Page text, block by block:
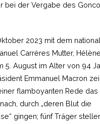
bei der Vergabe des
2023 mit dem
Carrères Mutter,
5. August im Alter von 94
Emmanuel Macron
flamboyanten Rede das
durch „deren Blut die
gingen; fünf Träger